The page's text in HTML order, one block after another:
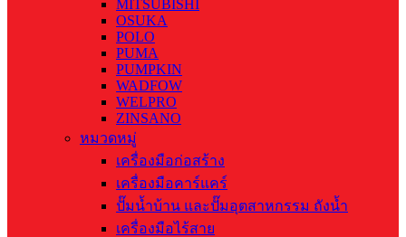
MITSUBISHI
OSUKA
POLO
PUMA
PUMPKIN
WADFOW
WELPRO
ZINSANO
หมวดหมู่
เครื่องมือก่อสร้าง
เครื่องมือคาร์แคร์
ปั๊มน้ำบ้าน และปั๊มอุตสาหกรรม ถังน้ำ
เครื่องมือไร้สาย